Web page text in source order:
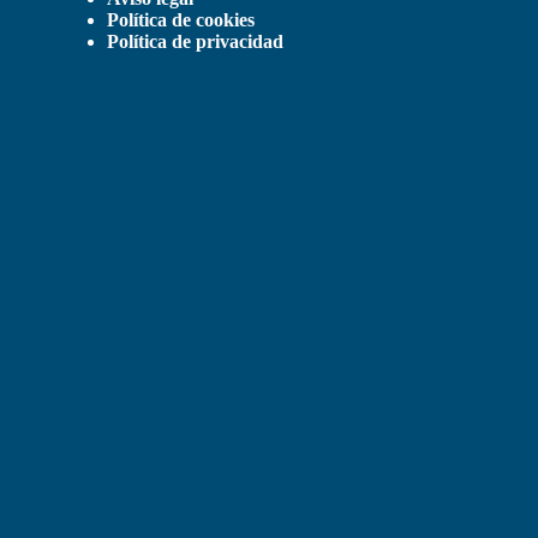
Política de cookies
Política de privacidad